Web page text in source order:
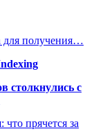
для получения…
столкнулись с
прячется за